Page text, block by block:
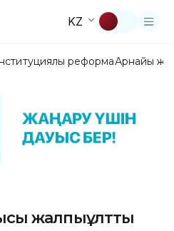
KZ
реформаАрнайы
жалпыұлттық